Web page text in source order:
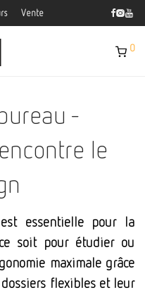
Vente
0
-
le
essentielle pour la
soit pour étudier ou
maximale grâce
flexibles et leur